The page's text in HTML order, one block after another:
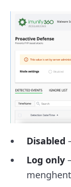
Disabled
Log only